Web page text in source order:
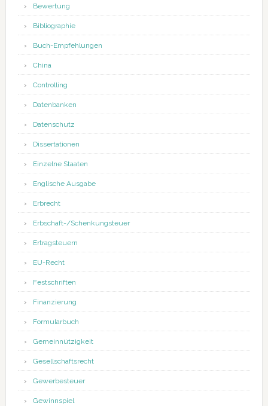
Bewertung
Bibliographie
Buch-Empfehlungen
China
Controlling
Datenbanken
Datenschutz
Dissertationen
Einzelne Staaten
Englische Ausgabe
Erbrecht
Erbschaft-/Schenkungsteuer
Ertragsteuern
EU-Recht
Festschriften
Finanzierung
Formularbuch
Gemeinnützigkeit
Gesellschaftsrecht
Gewerbesteuer
Gewinnspiel